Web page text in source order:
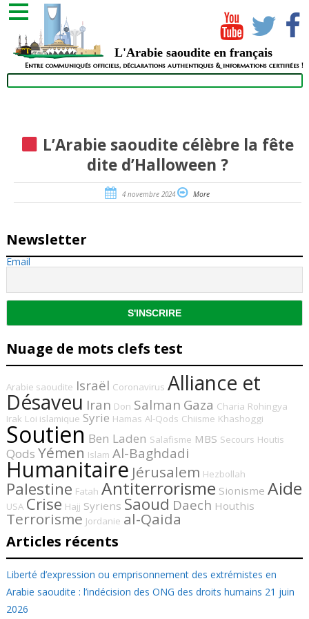
L'Arabie saoudite en français
Entre communiqués officiels, déclarations authentiques & informations certifiées !
L’Arabie saoudite célèbre la fête
dite d’Halloween ?
4 novembre 2024 More
Newsletter
Email
Nuage de mots clefs test
Arabie saoudite Israël Coronavirus Alliance et
Désaveu Iran Don Salman Gaza Charia Rohingya
Irak Loi islamique Syrie Hamas Al-Qods Chiisme Khashoggi
Soutien Ben Laden Salafisme MBS Secours Houtis
Qods Yémen Islam Al-Baghdadi
Humanitaire Jérusalem Hezbollah
Palestine Fatah Antiterrorisme Sionisme Aide
USA Crise Hajj Syriens Saoud Daech Houthis
Terrorisme Jordanie al-Qaida
Articles récents
Liberté d’expression ou emprisonnement des extrémistes en
Arabie saoudite : l’indécision des ONG des droits humains 21 juin
2026